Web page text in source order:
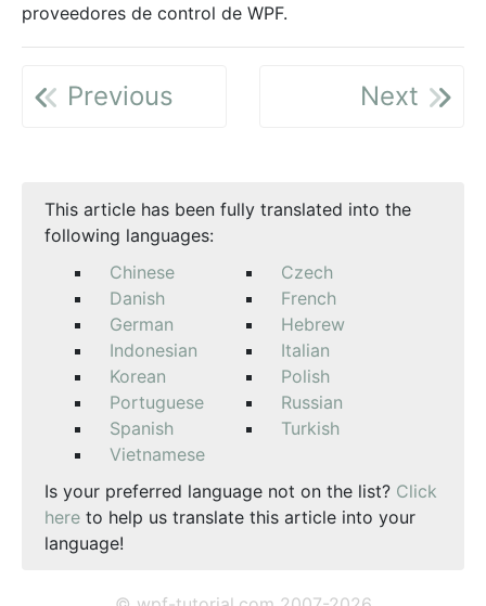
proveedores de control de WPF.
Previous Next
This article has been fully translated into the
following languages:
Chinese
Czech
Danish
French
German
Hebrew
Indonesian
Italian
Korean
Polish
Portuguese
Russian
Spanish
Turkish
Vietnamese
Is your preferred language not on the list? Click
here to help us translate this article into your
language!